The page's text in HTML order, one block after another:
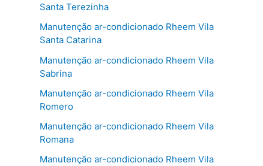
Santa Terezinha
Manutenção ar-condicionado Rheem Vila
Santa Catarina
Manutenção ar-condicionado Rheem Vila
Sabrina
Manutenção ar-condicionado Rheem Vila
Romero
Manutenção ar-condicionado Rheem Vila
Romana
Manutenção ar-condicionado Rheem Vila